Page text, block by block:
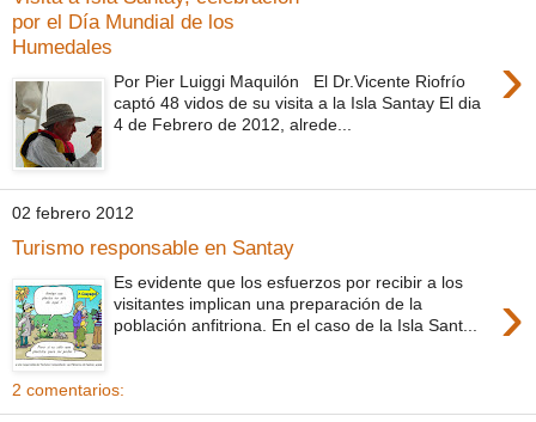
por el Día Mundial de los
Humedales
›
Por Pier Luiggi Maquilón El Dr.Vicente Riofrío
captó 48 vidos de su visita a la Isla Santay El dia
4 de Febrero de 2012, alrede...
02 febrero 2012
Turismo responsable en Santay
›
Es evidente que los esfuerzos por recibir a los
visitantes implican una preparación de la
población anfitriona. En el caso de la Isla Sant...
2 comentarios: